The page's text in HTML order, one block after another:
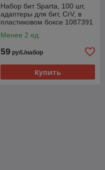
Набор бит Sparta, 100 шт,
адаптеры для бит, CrV, в
пластиковом боксе 1087391
Менее 2 ед.
59 руб./набор
Купить